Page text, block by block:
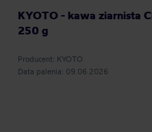
KYOTO - kawa ziarnista
250 g
Producent: KYOTO
Data palenia: 09.06.2026